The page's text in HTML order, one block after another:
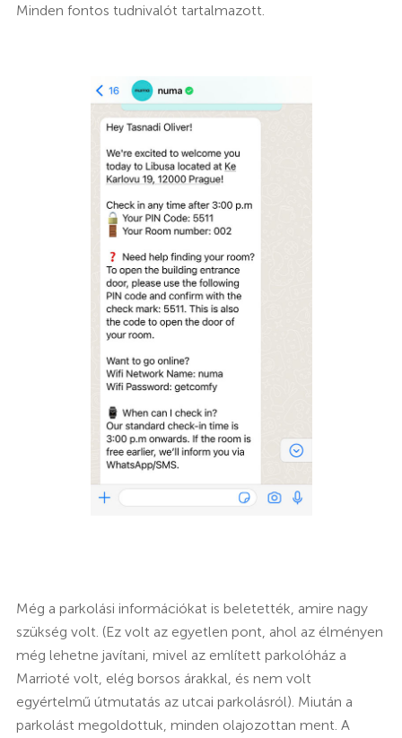
Minden fontos tudnivalót tartalmazott.
Még a parkolási információkat is beletették, amire nagy
szükség volt. (Ez volt az egyetlen pont, ahol az élményen
még lehetne javítani, mivel az említett parkolóház a
Marrioté volt, elég borsos árakkal, és nem volt
egyértelmű útmutatás az utcai parkolásról). Miután a
parkolást megoldottuk, minden olajozottan ment. A